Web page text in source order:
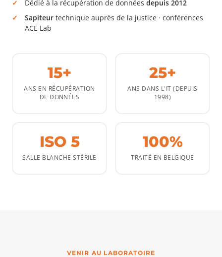
Dédié à la récupération de données depuis 2012
Sapiteur technique auprès de la justice · conférences
ACE Lab
15+
ANS EN RÉCUPÉRATION
DE DONNÉES
25+
ANS DANS L'IT (DEPUIS
1998)
ISO 5
SALLE BLANCHE STÉRILE
100%
TRAITÉ EN BELGIQUE
VENIR AU LABORATOIRE